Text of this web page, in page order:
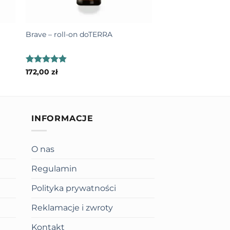
albo kompozycje do dyfuzji.
jest frakcjonowany olej kokosowy,
olejek bywa gęstszy i
kupujesz wtedy, gdy chcesz
Brave – roll-on doTERRA
Oceniono
172,00 zł
INFORMACJE
O nas
Regulamin
Polityka prywatności
Reklamacje i zwroty
Kontakt